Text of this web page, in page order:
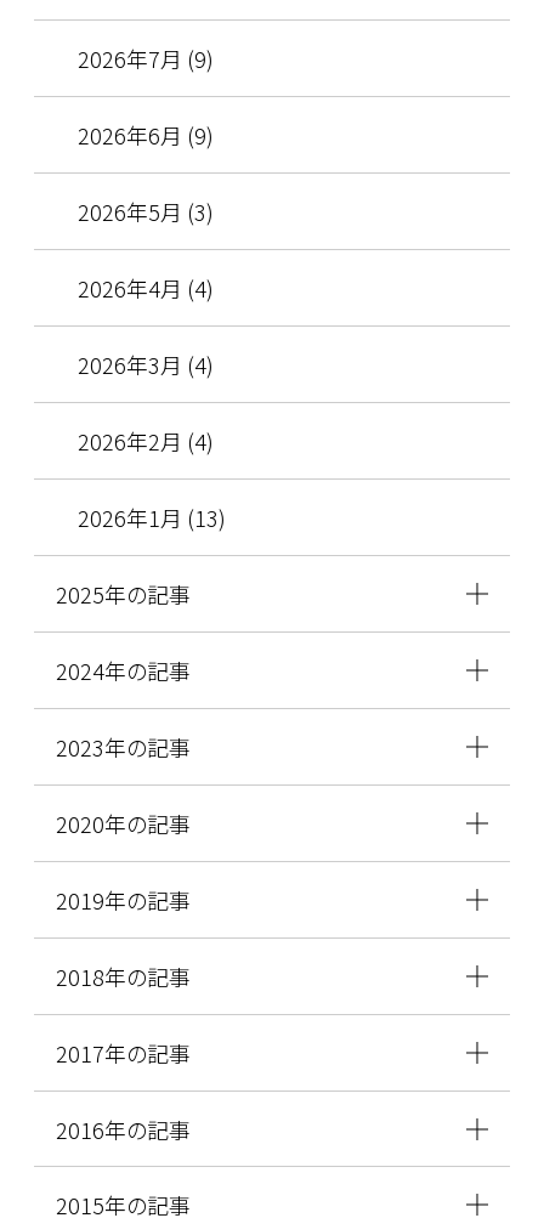
2026年7月 (9)
2026年6月 (9)
2026年5月 (3)
2026年4月 (4)
2026年3月 (4)
2026年2月 (4)
2026年1月 (13)
2025年の記事
2024年の記事
2023年の記事
2020年の記事
2019年の記事
2018年の記事
2017年の記事
2016年の記事
2015年の記事